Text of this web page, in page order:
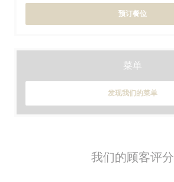
我们的顾客评分
预订餐位
菜单
发现我们的菜单